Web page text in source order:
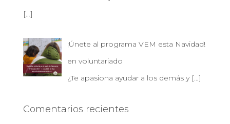
[…]
¡Únete al programa VEM esta Navidad!
en voluntariado
¿Te apasiona ayudar a los demás y […]
Comentarios recientes